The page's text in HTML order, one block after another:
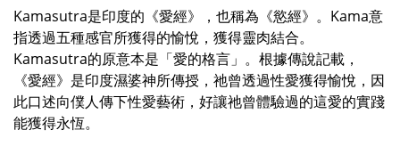
Kamasutra是印度的《愛經》，也稱為《慾經》。Kama意
指透過五種感官所獲得的愉悅，獲得靈肉結合。
Kamasutra的原意本是「愛的格言」。根據傳說記載，
《愛經》是印度濕婆神所傳授，祂曾透過性愛獲得愉悅，因
此口述向僕人傳下性愛藝術，好讓祂曾體驗過的這愛的實踐
能獲得永恆。